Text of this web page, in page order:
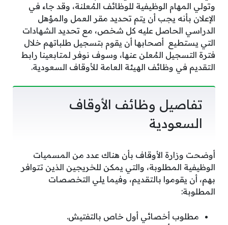
وتولي المهام الوظيفية للوظائف المُعلنة، وقد جاء في
الإعلان بأنه يجب أن يتم تحديد مقر العمل والمؤهل
الدراسي الحاصل عليه كل شخص، مع تحديد الشهادات
التي يستطيع أصحابها أن يقوم بتسجيل طلباتهم خلال
فترة التسجيل المُعلن عنها، وسوف نوفر لمتابعينا رابط
التقديم في وظائف الهيئة العامة للأوقاف السعودية.
تفاصيل وظائف الأوقاف
السعودية
أوضحت وزارة الأوقاف بأن هناك عدد من المسميات
الوظيفية المطلوبة، والتي يمكن للخريجين الذين تتوافر
بهم، أن يقوموا بالتقديم، وفيما يلي التخصصات
المطلوبة:
مطلوب أخصائي أول خاص بالتفتيش.